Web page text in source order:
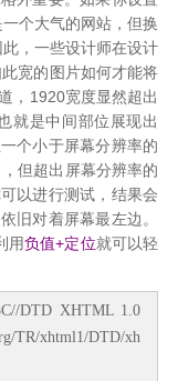
个大气的网站，但换
，一些设计师在设计
宽的图片如何才能将
，1920宽度显然超出
就是中间部位展现出
个小于屏幕分辨率的
但超出屏幕分辨率的
以进行测试，结果会
旧对着屏幕最左边。
用负值+定位就可以轻
DTD XHTML 1.0
TR/xhtml1/DTD/xh